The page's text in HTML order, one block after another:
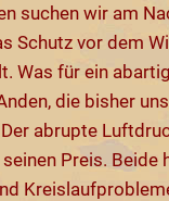
suchen wir am
Schutz vor dem
Was für ein
die bisher
abrupte
Preis. Beide